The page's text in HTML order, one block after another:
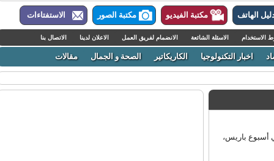
الهاتف مكتبة الفيديو مكتبة الصور الاستفتاءات
الاسئلة الشائعة الانضمام لفريق العمل الاعلان لدينا الاتصال بنا
اخبار التكنولوجيا الكاريكاتير الصحة و الجمال مقالات
باريس،